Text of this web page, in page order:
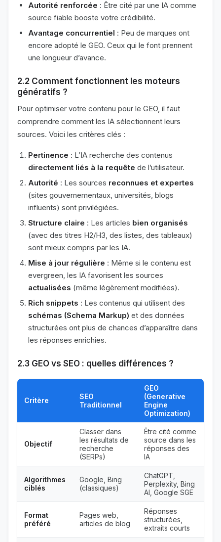
Autorité renforcée : Être cité par une IA comme
source fiable booste votre crédibilité.
Avantage concurrentiel : Peu de marques ont
encore adopté le GEO. Ceux qui le font prennent
une longueur d’avance.
2.2 Comment fonctionnent les moteurs
génératifs ?
Pour optimiser votre contenu pour le GEO, il faut
comprendre comment les IA sélectionnent leurs
sources. Voici les critères clés :
Pertinence : L’IA recherche des contenus
directement liés à la requête de l’utilisateur.
Autorité : Les sources reconnues et expertes
(sites gouvernementaux, universités, blogs
influents) sont privilégiées.
Structure claire : Les articles bien organisés
(avec des titres H2/H3, des listes, des tableaux)
sont mieux compris par les IA.
Mise à jour régulière : Même si le contenu est
evergreen, les IA favorisent les sources
actualisées (même légèrement modifiées).
Rich snippets : Les contenus qui utilisent des
schémas (Schema Markup) et des données
structurées ont plus de chances d’apparaître dans
les réponses enrichies.
2.3 GEO vs SEO : quelles différences ?
Critère
SEO
Traditionnel
GEO
(Generative
Engine
Optimization)
Objectif
Classer dans
les résultats de
recherche
(SERPs)
Être cité comme
source dans les
réponses des
IA
Algorithmes
ciblés
Google, Bing
(classiques)
ChatGPT,
Perplexity, Bing
AI, Google SGE
Format
préféré
Pages web,
articles de blog
Réponses
structurées,
extraits courts